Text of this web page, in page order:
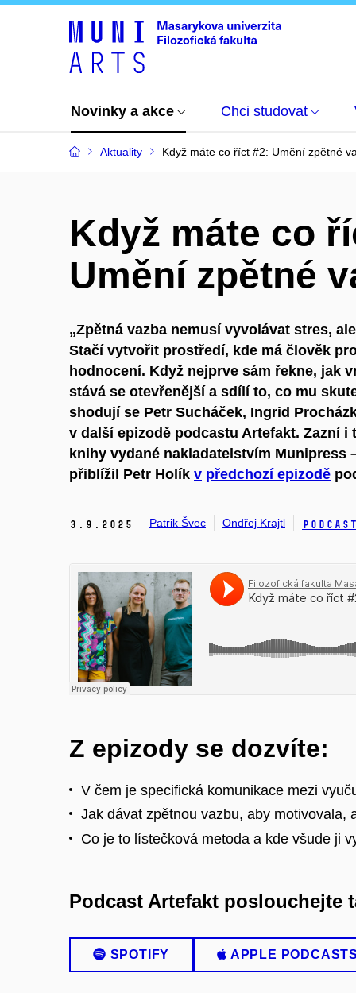
Novinky a akce Chci studovat
Aktuality Když máte co říct #2: Umění zpětné
Když máte co
Umění zpětné
„Zpětná vazba nemusí vyvolávat stres,
Stačí vytvořit prostředí, kde má člověk
hodnocení. Když nejprve sám řekne, jak
stává se otevřenější a sdílí to, co mu
shodují se Petr Sucháček, Ingrid
v další epizodě podcastu Artefakt. Zazní i
knihy vydané nakladatelstvím Munipress
přiblížil Petr Holík v předchozí epizodě
3. 9. 2025 Patrik Švec Ondřej Krajtl Podcast
Z epizody se dozvíte:
V čem je specifická komunikace mezi
Jak dávat zpětnou vazbu, aby
Co je to lístečková metoda a kde všude ji
Podcast Artefakt poslouchejte
SPOTIFY APPLE PODCASTS